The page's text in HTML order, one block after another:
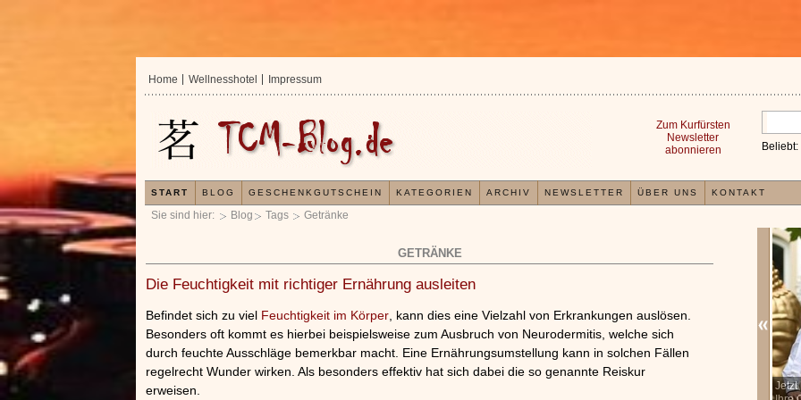
Sie sind hier: Blog Tags Getränke
GETRÄNKE
Die Feuchtigkeit mit richtiger Ernährung ausleiten
Befindet sich zu viel Feuchtigkeit im Körper , kann dies eine Vielzahl von Erkrankungen auslösen.
Besonders oft kommt es hierbei beispielsweise zum Ausbruch von Neurodermitis, welche sich
durch feuchte Ausschläge bemerkbar macht. Eine Ernährungsumstellung kann in solchen Fällen
regelrecht Wunder wirken. Als besonders effektiv hat sich dabei die so genannte Reiskur
erweisen.
Jetzt
Home Wellnesshotel Impressum
Beliebt:
Zum Kurfürsten
Newsletter
abonnieren
START BLOG GESCHENKGUTSCHEIN KATEGORIEN ARCHIV NEWSLETTER ÜBER UNS KONTAKT